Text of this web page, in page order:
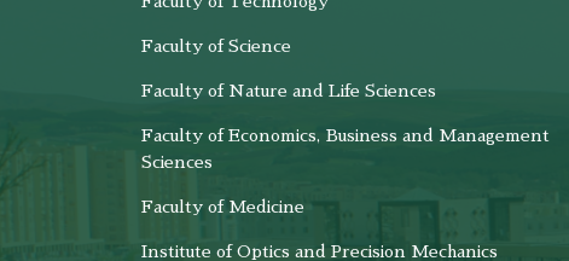
Faculty of Science
Faculty of Nature and Life Sciences
Faculty of Economics, Business and Management
Sciences
Faculty of Medicine
Institute of Optics and Precision Mechanics